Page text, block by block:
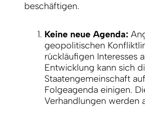
beschäftigen.
Keine neue Agenda:
geopolitischen
rückläufigen Interesses
Entwicklung kann sich
Staatengemeinschaft
Folgeagenda einigen.
Verhandlungen werden